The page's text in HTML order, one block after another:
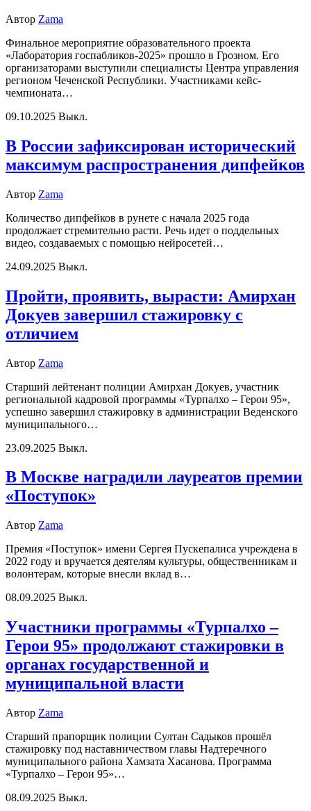
Автор Zama
Финальное мероприятие образовательного проекта
«Лаборатория госпабликов-2025» прошло в Грозном. Его
организаторами выступили специалисты Центра управления
регионом Чеченской Республики. Участниками кейс-
чемпионата…
09.10.2025 Выкл.
В России зафиксирован исторический
максимум распространения дипфейков
Автор Zama
Количество дипфейков в рунете с начала 2025 года
продолжает стремительно расти. Речь идет о поддельных
видео, создаваемых с помощью нейросетей…
24.09.2025 Выкл.
Пройти, проявить, вырасти: Амирхан
Докуев завершил стажировку с
отличием
Автор Zama
Старший лейтенант полиции Амирхан Докуев, участник
региональной кадровой программы «Турпалхо – Герои 95»,
успешно завершил стажировку в администрации Веденского
муниципального…
23.09.2025 Выкл.
В Москве наградили лауреатов премии
«Поступок»
Автор Zama
Премия «Поступок» имени Сергея Пускепалиса учреждена в
2022 году и вручается деятелям культуры, общественникам и
волонтерам, которые внесли вклад в…
08.09.2025 Выкл.
Участники программы «Турпалхо –
Герои 95» продолжают стажировки в
органах государственной и
муниципальной власти
Автор Zama
Старший прапорщик полиции Султан Садыков прошёл
стажировку под наставничеством главы Надтеречного
муниципального района Хамзата Хасанова. Программа
«Турпалхо – Герои 95»…
08.09.2025 Выкл.